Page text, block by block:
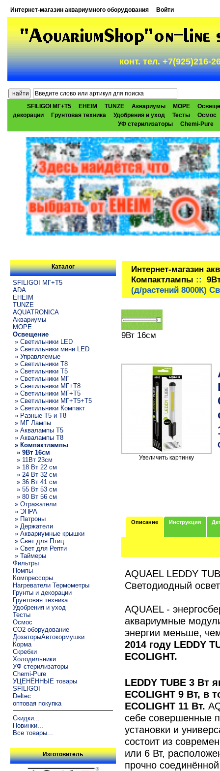
Интернет-магазин аквариумного оборудования Войти
конт. тел. +7(925)216-
SFILIGOI МГ+Т5 EHEIM TUNZE Аквариумы МОРЕ
декорации
Грунтовая техника Удобрения и уход Тесты
Осмос
УФ стерилизаторы
Chemi-Pure
Каталог
SFILIGOI МГ+Т5
ADA
EHEIM
TUNZE
AQUATRONICA
Аквариумы
МОРЕ
Освещение
» Светильники LED
» Светильники мини LED
» Управляемые
» Светильники T8
» Светильники T5
» Светильники МГ
» Светильники МГ+T8
» Светильники МГ+T5
» Светильники МГ+T5+T5
» Светильники Компакт
» Разные T5 и T8
» МГ Лампы
» Аквалампы T5
» Аквалампы T8
» Компактлампы
» 9Вт 16см
» 11Вт 23см
» 18 Вт 22 см
» 24 Вт 32 см
» 36 Вт 41 см
» 55 Вт 53 см
» 80 Вт 56 см
» Отражатели
» ЭПРА
» Патроны
» Держатели
» Аквариумные крышки
» Свет для Птиц
» Свет для Репти
» Таймеры
Фильтры
Помпы
Компрессоры
Нагреватели Термометры
Грунты и декорации
Грунтовая техника
Удобрения и уход
Тесты
Осмос
CO2 оборудование
ДозаторыАвтокормушки
Корма
Скребки
Холодильники
УФ стерилизаторы
Chemi-Pure
УЦЕНЁННЫЕ товары
SFILIGOI
Deltec
оптовая покупка
Скидки...
Новинки...
Все товары...
Изготовитель
Интернет-магазин
Компактлампы ::
(д/растений 8000К)
9Вт 16см
Увеличить картинку
Описание Инструкция
AQUAEL LEDDY
Светодиодный
AQUAEL -
аквариумные
энергии меньше,
2014 году LEDDY
ECOLIGHT.
LEDDY TUBE 3 Вт
ECOLIGHT 9 Вт, в
ECOLIGHT 11 Вт.
себе совершенные
установки и
состоит из
или 6 Вт,
прочно